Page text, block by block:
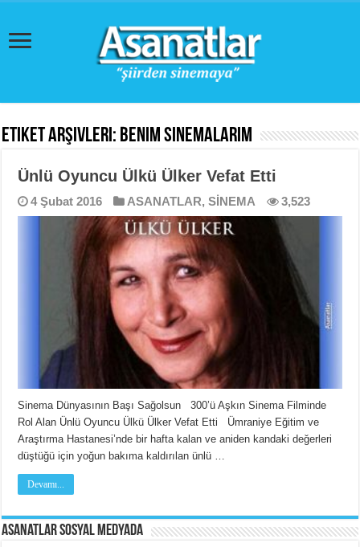
Etiket Arşivleri: Benim Sinemalarım
Ünlü Oyuncu Ülkü Ülker Vefat Etti
4 Şubat 2016 ASANATLAR,SİNEMA 3,523
Sinema Dünyasının Başı Sağolsun 300’ü Aşkın Sinema Filminde
Rol Alan Ünlü Oyuncu Ülkü Ülker Vefat Etti Ümraniye Eğitim ve
Araştırma Hastanesi’nde bir hafta kalan ve aniden kandaki değerleri
düştüğü için yoğun bakıma kaldırılan ünlü …
Devamı...
Asanatlar Sosyal Medyada